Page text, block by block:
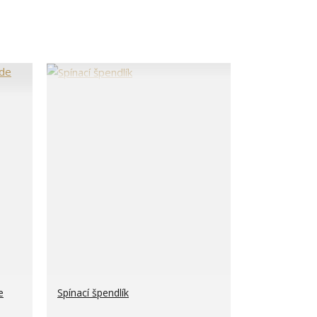
Spínací špendlík